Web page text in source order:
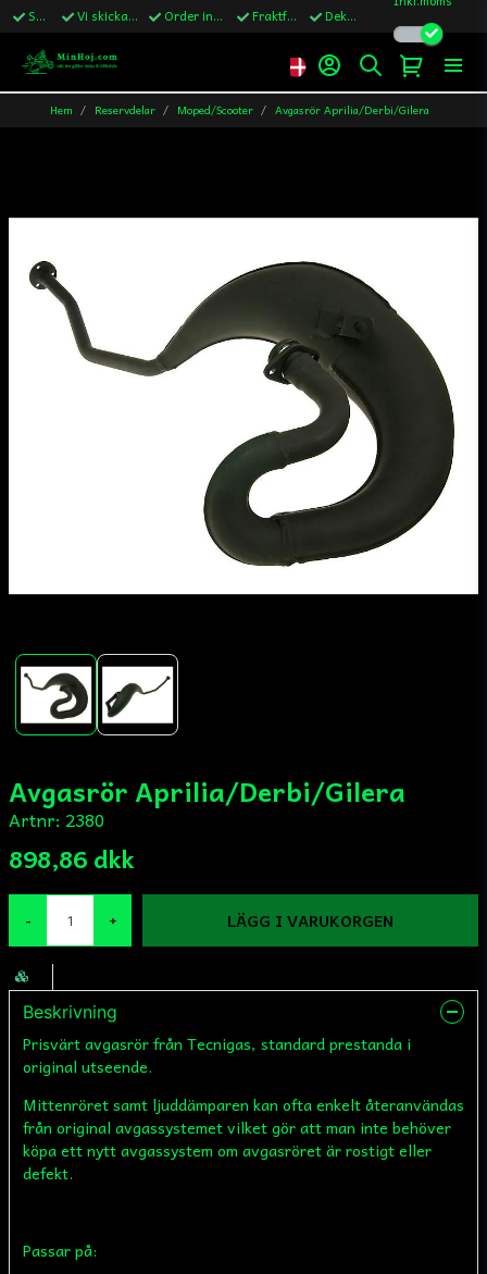
Snabba leveranser Vi skickar till Sverige,Danmark & Finland Order innan kl.13 skickas samma vardag Fraktfritt över 1200kr till Sverige Dekaler ingår i alla ordrar
Hem Reservdelar Moped/Scooter Avgasrör Aprilia/Derbi/Gilera
Avgasrör Aprilia/Derbi/Gilera
Artnr: 2380
898,86 dkk
- + LÄGG I VARUKORGEN
Beskrivning
Prisvärt avgasrör från Tecnigas, standard prestanda i
original utseende.
Mittenröret samt ljuddämparen kan ofta enkelt återanvändas
från original avgassystemet vilket gör att man inte behöver
köpa ett nytt avgassystem om avgasröret är rostigt eller
defekt.
Passar på: